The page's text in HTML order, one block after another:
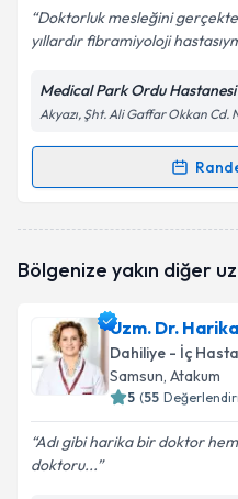
Doktorluk mesleğini
yıllardır fibramiyoloji
Medical Park Ordu Hastanesi
Akyazı, Şht. Ali Gaffar Okkan Cd.
Randevu Takvimi
oluşturun. Size bu
E-posta Adresiniz
Kişisel verilerimin
Bölgenize yakın diğer
Uzm. Dr.
Dahiliye - İç
Samsun, Atakum
5 (55
Adı gibi harika bir doktor
doktoru...